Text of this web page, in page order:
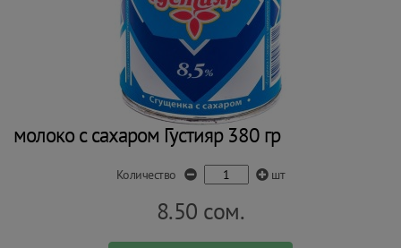
молоко с сахаром Густияр 380 гр
Количество шт
8.50 сом.